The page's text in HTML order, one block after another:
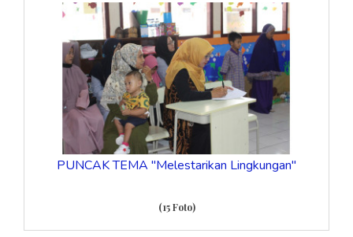
PUNCAK TEMA "Melestarikan Lingkungan"
(15 Foto)